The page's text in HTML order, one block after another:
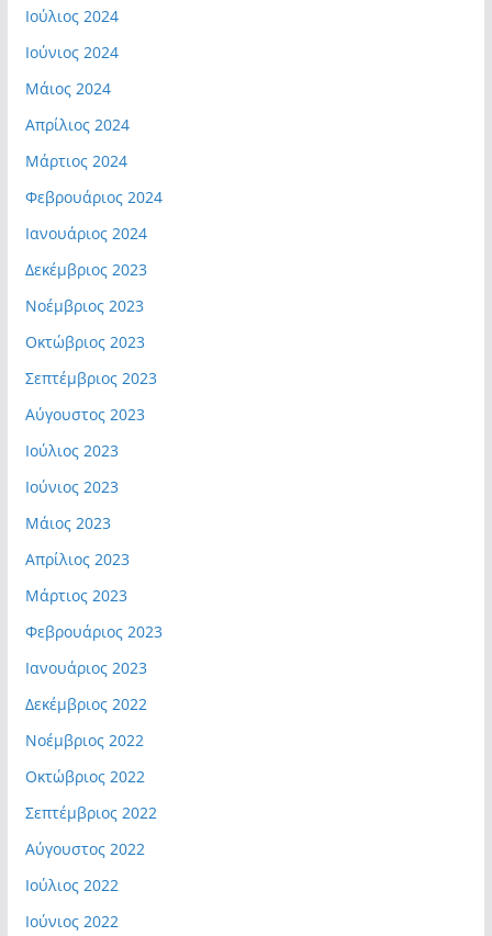
Ιούλιος 2024
Ιούνιος 2024
Μάιος 2024
Απρίλιος 2024
Μάρτιος 2024
Φεβρουάριος 2024
Ιανουάριος 2024
Δεκέμβριος 2023
Νοέμβριος 2023
Οκτώβριος 2023
Σεπτέμβριος 2023
Αύγουστος 2023
Ιούλιος 2023
Ιούνιος 2023
Μάιος 2023
Απρίλιος 2023
Μάρτιος 2023
Φεβρουάριος 2023
Ιανουάριος 2023
Δεκέμβριος 2022
Νοέμβριος 2022
Οκτώβριος 2022
Σεπτέμβριος 2022
Αύγουστος 2022
Ιούλιος 2022
Ιούνιος 2022